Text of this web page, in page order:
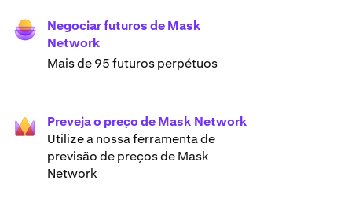
Negociar futuros de Mask
Network
Mais de 95 futuros perpétuos
Preveja o preço de Mask Network
Utilize a nossa ferramenta de
previsão de preços de Mask
Network